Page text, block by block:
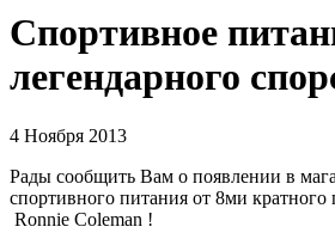
Спортивное
легендарного
4 Ноября 2013
Рады сообщить Вам о появлении в
спортивного питания от 8ми кратного
Ronnie Coleman !